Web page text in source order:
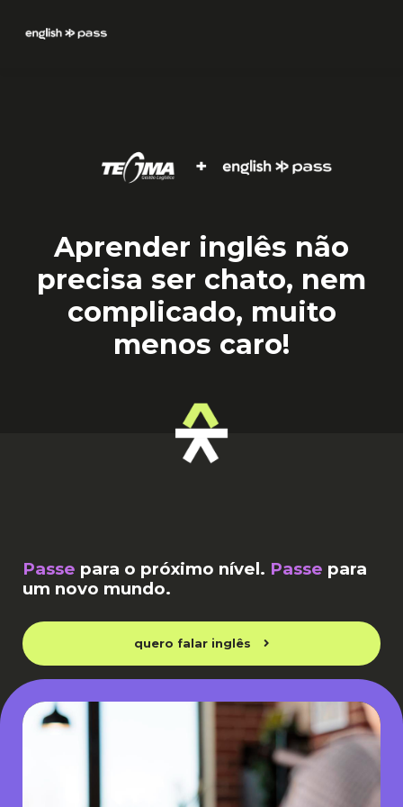
Aprender inglês não
precisa ser chato, nem
complicado, muito
menos caro!
Passe para o próximo nível. Passe para
um novo mundo.
quero falar inglês